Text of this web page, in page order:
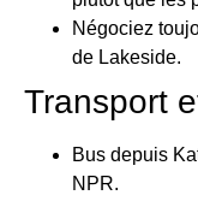
Négociez
de Lakeside.
Transport
Bus depuis
NPR.